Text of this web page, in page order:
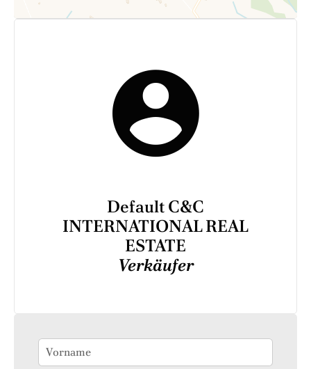
Default C&C
INTERNATIONAL REAL
ESTATE
Verkäufer